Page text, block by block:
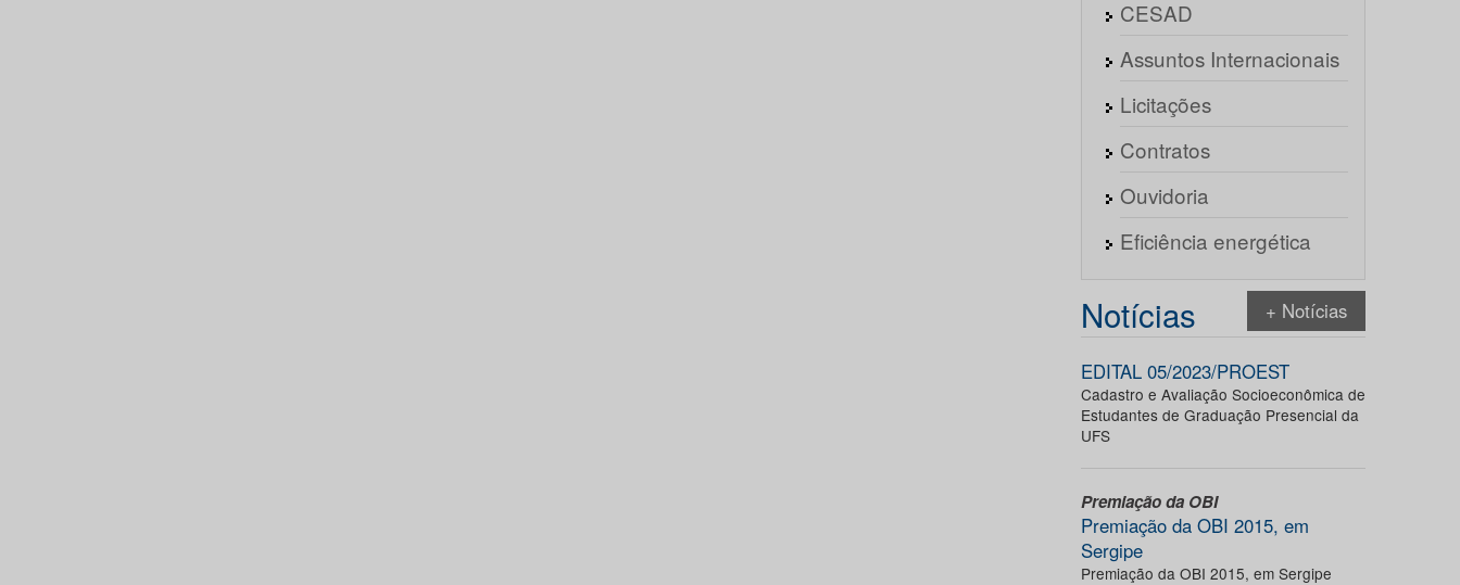
CESAD
Assuntos Internacionais
Licitações
Contratos
Ouvidoria
Eficiência energética
Notícias + Notícias
EDITAL 05/2023/PROEST
Cadastro e Avaliação Socioeconômica de
Estudantes de Graduação Presencial da
UFS
Premiação da OBI
Premiação da OBI 2015, em
Sergipe
Premiação da OBI 2015, em Sergipe